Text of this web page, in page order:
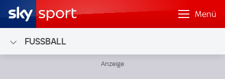
Menü
FUSSBALL